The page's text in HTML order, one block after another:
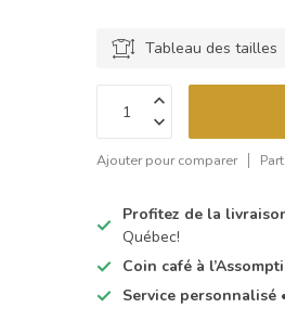
Tableau des tailles
Ajouter pour comparer
Profitez de la
Québec!
Coin café à
Service personnalisé